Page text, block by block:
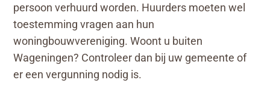
persoon verhuurd worden. Huurders moeten wel
toestemming vragen aan hun
woningbouwvereniging. Woont u buiten
Wageningen? Controleer dan bij uw gemeente of
er een vergunning nodig is.